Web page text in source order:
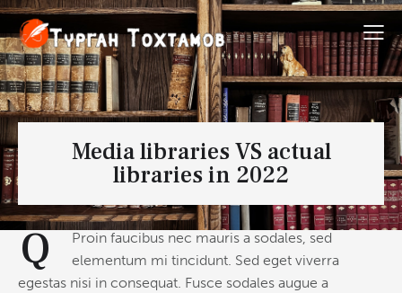
Media libraries VS actual
libraries in 2022
Q
Proin faucibus nec mauris a sodales, sed
elementum mi tincidunt. Sed eget viverra
egestas nisi in consequat. Fusce sodales augue a